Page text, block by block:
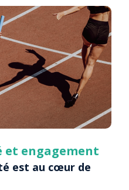
engagement
est au cœur de